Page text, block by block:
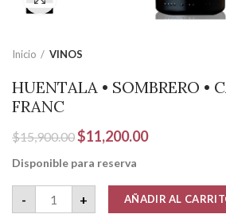
Inicio VINOS
HUENTALA • SOMBRERO •
FRANC
$15,900.00 El
original
era:
$15,900.00.
$11,200.00El
es:
$11,200.00.
Disponible para reserva
-
HUENTALA • SOMBRERO •
+ AÑADIR AL